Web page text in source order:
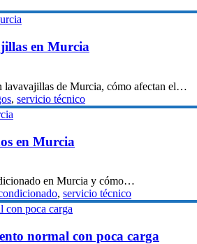
en Murcia
lavavajillas de Murcia, cómo afectan el…
, servicio técnico
en Murcia
en Murcia y cómo…
, servicio técnico
normal con poca carga